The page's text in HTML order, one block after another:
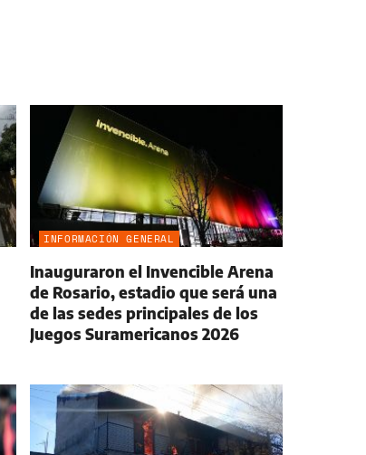
INFORMACIÓN GENERAL
Inauguraron el Invencible Arena
de Rosario, estadio que será una
de las sedes principales de los
Juegos Suramericanos 2026